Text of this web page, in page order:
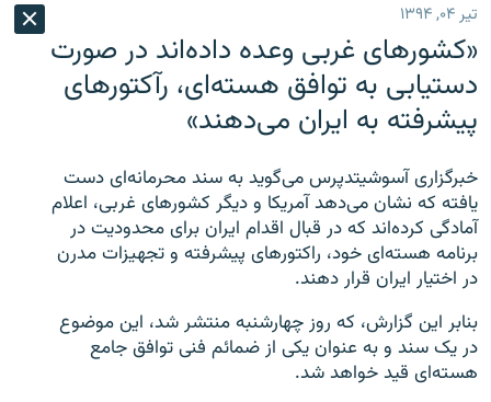
اصلی
رفتن
صفحه
جستجو
رادیو
انتخاب کنید و بشنوید
برنامه‌های رادیویی
پادکست
چندرسانه‌ای
گزارش‌های ویدئویی
English
به ما بپیوندید
تیر ۰۴, ۱۳۹۴
«کشورهای غربی وعده داده‌اند در صورت
دستیابی به توافق هسته‌ای، رآکتورهای
پیشرفته به ایران می‌دهند»
خبرگزاری آسوشیتدپرس می‌گوید به سند محرمانه‌ای دست
یافته که نشان می‌دهد آمریکا و دیگر کشورهای غربی، اعلام
آمادگی کرده‌اند که در قبال اقدام ایران برای محدودیت در
برنامه هسته‌ای خود، راکتورهای پیشرفته و تجهیزات مدرن
در اختیار ایران قرار دهند.
بنابر این گزارش، که روز چهارشنبه منتشر شد، این موضوع
در یک سند و به عنوان یکی از ضمائم فنی توافق جامع
هسته‌ای قید خواهد شد.